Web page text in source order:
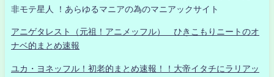
非モテ星人 ！あらゆるマニアの為のマニアックサイト
アニゲタレスト（元祖！アニメッフル） ひきこもりニートのオ
ナベ的まとめ速報
ユカ・ヨネッフル！初老的まとめ速報！！大帝イタチにラリアッ